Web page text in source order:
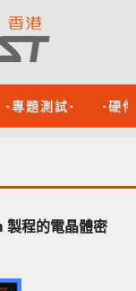
-專題測試- -硬
程的電晶體密